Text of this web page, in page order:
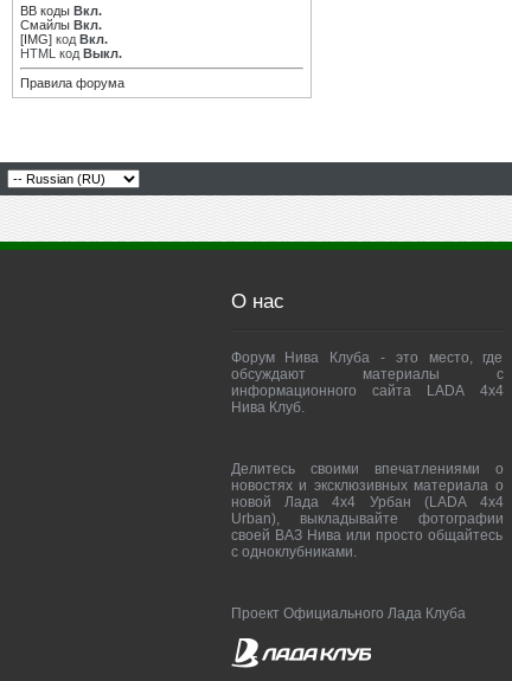
BB коды Вкл.
Смайлы Вкл.
[IMG] код Вкл.
HTML код Выкл.
Правила форума
О нас
Форум Нива Клуба - это место, где
обсуждают материалы с
информационного сайта LADA 4x4
Нива Клуб.
Делитесь своими впечатлениями о
новостях и эксклюзивных материала о
новой Лада 4х4 Урбан (LADA 4x4
Urban), выкладывайте фотографии
своей ВАЗ Нива или просто общайтесь
с одноклубниками.
Проект Официального Лада Клуба